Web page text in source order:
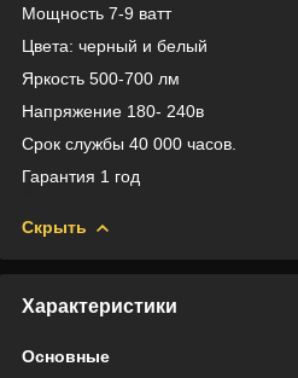
Мощность 7-9 ватт
Цвета: черный и белый
Яркость 500-700 лм
Напряжение 180- 240в
Срок службы 40 000 часов.
Гарантия 1 год
Скрыть
Характеристики
Основные